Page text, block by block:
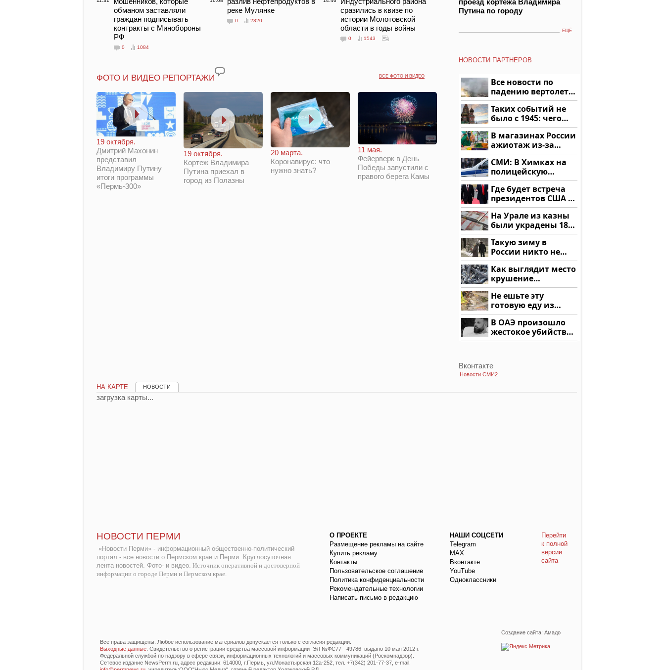
обманом заставляли
граждан подписывать
контракты с Минобороны
РФ
0 1084
реке Мулянке
0 2820
сразились в квизе по
истории Молотовской
области в годы войны
0 1543
ВСЕ ФОТО И ВИДЕО
ФОТО И ВИДЕО РЕПОРТАЖИ
19 октября.
Дмитрий Махонин
представил
Владимиру Путину
итоги программы
«Пермь-300»
19 октября.
Кортеж Владимира
Путина приехал в
город из Полазны
20 марта.
Коронавирус: что
нужно знать?
11 мая.
Фейерверк в День
Победы запустили с
правого берега Камы
Путина по городу
ЕЩЁ
НОВОСТИ ПАРТНЕРОВ
Все новости по
падению вертолета
на Кавказе: читать
здесь
Таких событий не
было с 1945: чего
ждать всем нам?
В магазинах России
ажиотаж из-за
этого продукта: что
купить?
СМИ: В Химках на
полицейскую
машину напали и
подожгли.
Где будет встреча
президентов США и
России: Европа?
На Урале из казны
были украдены 18
миллионов рублей
Такую зиму в
России никто не
ждал: как так?!
Как выглядит место
крушение
вертолета на
Кавказе: смотреть
Не ешьте эту
готовую еду из
магазина: список
В ОАЭ произошло
жестокое убийство
криптомиллионера
Вконтакте
Новости СМИ2
НА КАРТЕ НОВОСТИ
загрузка карты...
НОВОСТИ ПЕРМИ
«Новости Перми» - информационный общественно-политический
портал - все новости о Пермском крае и Перми. Круглосуточная
лента новостей. Фото- и видео. Источник оперативной и достоверной
информации о городе Перми и Пермском крае.
О ПРОЕКТЕ
Размещение рекламы на сайте
Купить рекламу
Контакты
Пользовательское соглашение
Политика конфиденциальности
Рекомендательные технологии
Написать письмо в редакцию
НАШИ СОЦСЕТИ
Telegram
МАХ
Вконтакте
YouTube
Одноклассники
Перейти
к полной
версии
сайта
Создание сайта: Амадо
Все права защищены. Любое использование материалов допускается только с согласия редакции.
Выходные данные: Свидетельство о регистрации средства массовой информации ЭЛ №ФС77 - 49786 выдано 10 мая 2012 г.
Федеральной службой по надзору в сфере связи, информационных технологий и массовых коммуникаций (Роскомнадзор).
Сетевое издание NewsPerm.ru, адрес редакции: 614000, г.Пермь, ул.Монастырская 12а-252, тел. +7(342) 201-77-37, e-mail: